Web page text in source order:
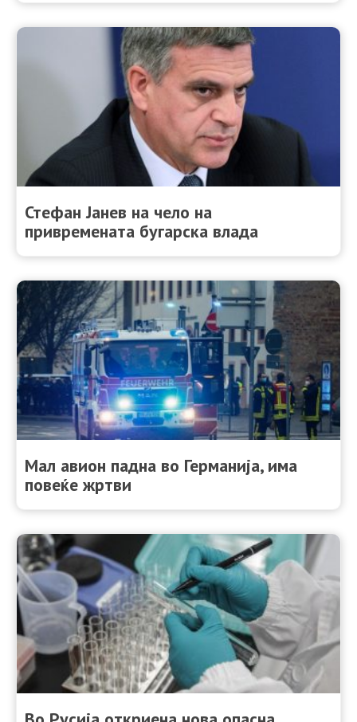
Стефан Јанев на чело на
привремената бугарска влада
Мал авион падна во Германија, има
повеќе жртви